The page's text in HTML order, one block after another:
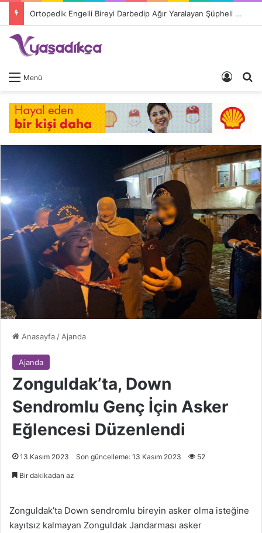
Ortopedik Engelli Bireyi Darbedip Ağır Yaralayan Şüpheli Tutuklandı
Menü Giriş
Anasayfa / Ajanda
Ajanda
Zonguldak’ta, Down
Sendromlu Genç İçin Asker
Eğlencesi Düzenlendi
13 Kasım 2023 Son güncelleme: 13 Kasım 2023 52
Bir dakikadan az
Zonguldak’ta Down sendromlu bireyin asker olma isteğine
kayıtsız kalmayan Zonguldak Jandarması asker